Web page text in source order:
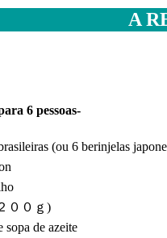
A
6 pessoas-
(ou 6 berinjelas
００ｇ)
sopa de azeite